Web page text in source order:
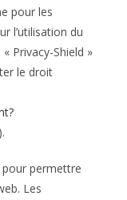
pour les
l’utilisation du
Privacy-Shield »
le droit
).
pour permettre
Les